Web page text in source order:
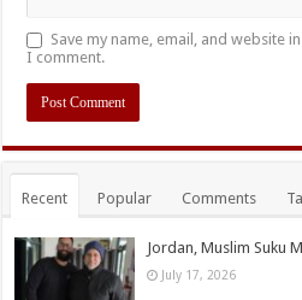
Save my name, email, and website
I comment.
Recent Popular Comments
Jordan, Muslim Suku
July 17, 2026